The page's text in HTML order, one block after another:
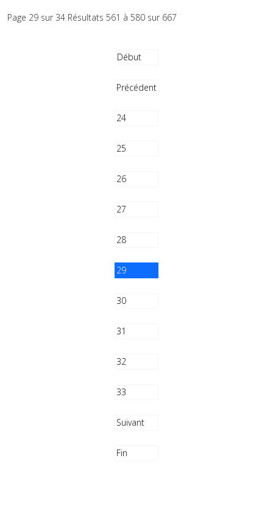
Page 29 sur 34 Résultats 561 à 580 sur 667
Début
Précédent
24
25
26
27
28
29
30
31
32
33
Suivant
Fin